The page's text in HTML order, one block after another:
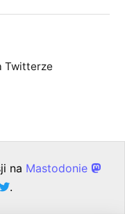
Twitterze
na Mastodonie
.